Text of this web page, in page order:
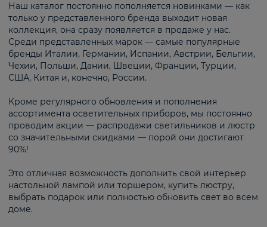
Наш каталог постоянно пополняется новинками — как
только у представленного бренда выходит новая
коллекция, она сразу появляется в продаже у нас.
Среди представленных марок — самые популярные
бренды Италии, Германии, Испании, Австрии, Бельгии,
Чехии, Польши, Дании, Швеции, Франции, Турции,
США, Китая и, конечно, России.
Кроме регулярного обновления и пополнения
ассортимента осветительных приборов, мы постоянно
проводим акции — распродажи светильников и люстр
со значительными скидками — порой они достигают
90%!
Это отличная возможность дополнить свой интерьер
настольной лампой или торшером, купить люстру,
выбрать подарок или полностью обновить свет во всем
доме.